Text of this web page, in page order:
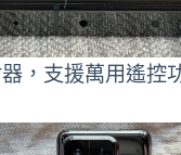
，支援萬用遙控